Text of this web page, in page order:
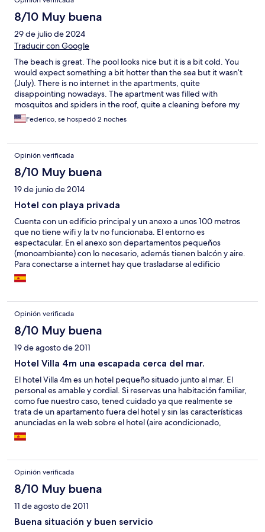
8/10 Muy buena
29 de julio de 2024
Traducir con Google
The beach is great. The pool looks nice but it is a bit cold. You
would expect something a bit hotter than the sea but it wasn’t
(July). There is no internet in the apartments, quite
disappointing nowadays. The apartment was filled with
mosquitos and spiders in the roof, quite a cleaning before my
kids could sleep so you better keep all doors and windows shot.
Parking for the apartments could not accommodate all cars for
Federico, se hospedó 2 noches
Opinión verificada
8/10 Muy buena
19 de junio de 2014
Hotel con playa privada
Cuenta con un edificio principal y un anexo a unos 100 metros
que no tiene wifi y la tv no funcionaba. El entorno es
espectacular. En el anexo son departamentos pequeños
(monoambiente) con lo necesario, además tienen balcón y aire.
Para conectarse a internet hay que trasladarse al edificio
principal. Este tiene playa privada con tumbonas y sombrillas y la
playa, si bien pequeña, esta bien. Como todas en Croacia es de
tarjeta de crédito.
Opinión verificada
8/10 Muy buena
19 de agosto de 2011
Hotel Villa 4m una escapada cerca del mar.
El hotel Villa 4m es un hotel pequeño situado junto al mar. El
personal es amable y cordial. Si reservas una habitación familiar,
como fue nuestro caso, tened cuidado ya que realmente se
trata de un apartamento fuera del hotel y sin las características
anunciadas en la web sobre el hotel (aire acondicionado,
limpieza, etc..)
Opinión verificada
8/10 Muy buena
11 de agosto de 2011
Buena situación y buen servicio